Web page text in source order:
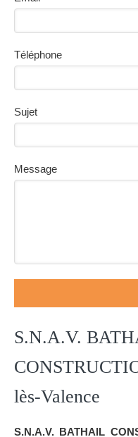
Téléphone
Sujet
Message
S.N.A.V.
lès-Valence
S.N.A.V. BATHAIL